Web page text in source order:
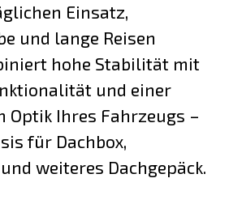
Einsatz,
und lange Reisen
hohe Stabilität mit
und einer
Optik Ihres Fahrzeugs –
für Dachbox,
weiteres Dachgepäck.